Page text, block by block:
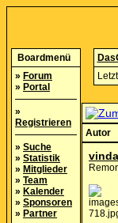
Boardmenü
» Forum
» Portal
»
Registrieren
» Suche
» Statistik
» Mitglieder
» Team
» Kalender
» Sponsoren
» Partner
Autor